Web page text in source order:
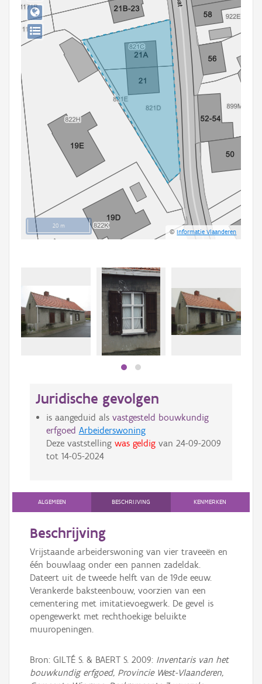
20 m
©Informatie Vlaanderen
Juridische gevolgen
is aangeduid als vastgesteld bouwkundig
erfgoed Arbeiderswoning
Deze vaststelling was geldigvan 24-09-2009
tot 14-05-2024
ALGEMEEN BESCHRIJVING KENMERKEN
Beschrijving
Vrijstaande arbeiderswoning van vier traveeën en
één bouwlaag onder een pannen zadeldak.
Dateert uit de tweede helft van de 19de eeuw.
Verankerde baksteenbouw, voorzien van een
cementering met imitatievoegwerk. De gevel is
opengewerkt met rechthoekige beluikte
muuropeningen.
Bron: GILTÉ S. & BAERT S. 2009: Inventaris van het
bouwkundig erfgoed, Provincie West-Vlaanderen,